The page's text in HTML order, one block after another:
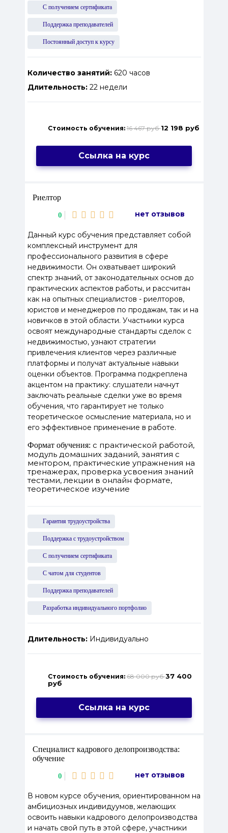
С получением сертификата
Поддержка преподавателей
Постоянный доступ к курсу
Количество занятий:620 часов
Длительность:22 недели
Стоимость обучения: 16 467 руб12 198 руб
Ссылка на курс
Риелтор
0 нет отзывов
Данный курс обучения представляет собой
комплексный инструмент для
профессионального развития в сфере
недвижимости. Он охватывает широкий
спектр знаний, от законодательных основ до
практических аспектов работы, и рассчитан
как на опытных специалистов - риелторов,
юристов и менеджеров по продажам, так и на
новичков в этой области. Участники курса
освоят международные стандарты сделок с
недвижимостью, узнают стратегии
привлечения клиентов через различные
платформы и получат актуальные навыки
оценки объектов. Программа подкреплена
акцентом на практику: слушатели начнут
заключать реальные сделки уже во время
обучения, что гарантирует не только
теоретическое осмысление материала, но и
его эффективное применение в работе.
Формат обучения: с практической работой,
модуль домашних заданий, занятия с
ментором, практические упражнения на
тренажерах, проверка усвоения знаний
тестами, лекции в онлайн формате,
теоретическое изучение
Гарантия трудоустройства
Поддержка с трудоустройством
С получением сертификата
С чатом для студентов
Поддержка преподавателей
Разработка индивидуального портфолио
Длительность:Индивидуально
Стоимость обучения: 68 000 руб37 400
руб
Ссылка на курс
Специалист кадрового делопроизводства:
обучение
0 нет отзывов
В новом курсе обучения, ориентированном на
амбициозных индивидуумов, желающих
освоить навыки кадрового делопроизводства
и начать свой путь в этой сфере, участники